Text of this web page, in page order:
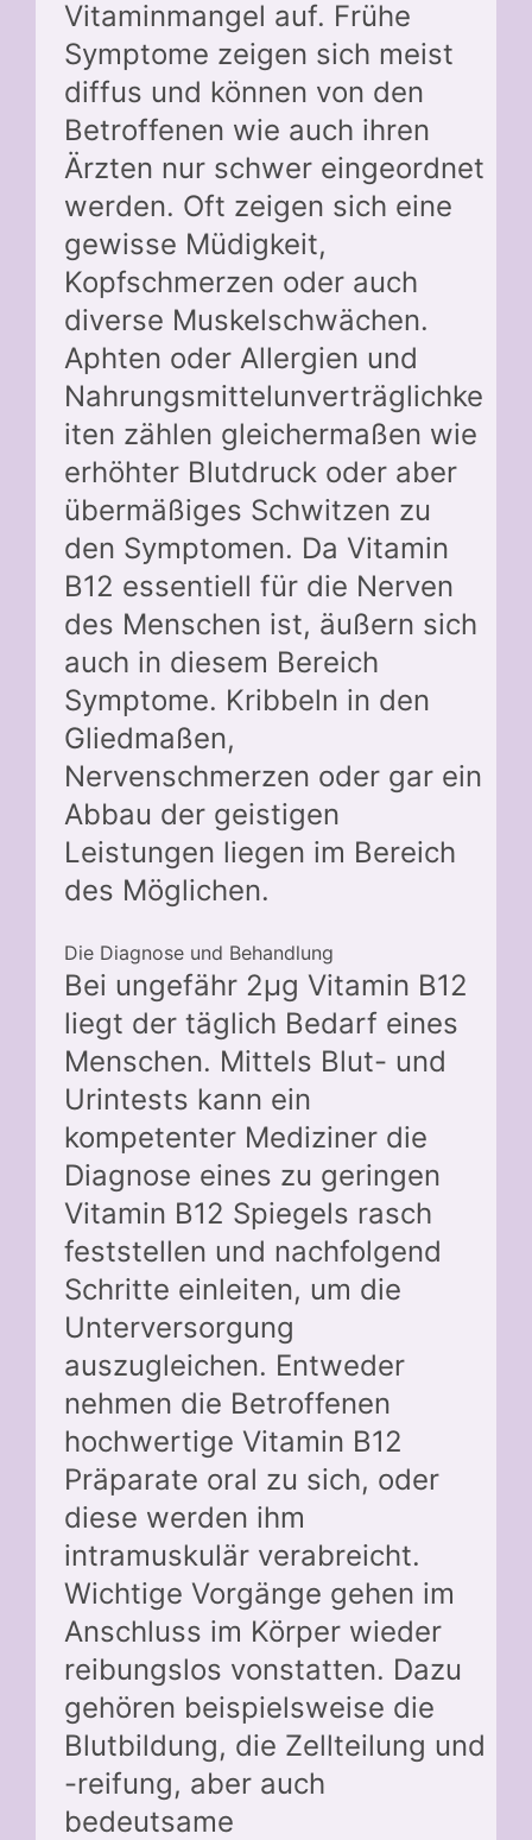
Vitaminmangel auf. Frühe
Symptome zeigen sich meist
diffus und können von den
Betroffenen wie auch ihren
Ärzten nur schwer eingeordnet
werden. Oft zeigen sich eine
gewisse Müdigkeit,
Kopfschmerzen oder auch
diverse Muskelschwächen.
Aphten oder Allergien und
Nahrungsmittelunverträglichke
iten zählen gleichermaßen wie
erhöhter Blutdruck oder aber
übermäßiges Schwitzen zu
den Symptomen. Da Vitamin
B12 essentiell für die Nerven
des Menschen ist, äußern sich
auch in diesem Bereich
Symptome. Kribbeln in den
Gliedmaßen,
Nervenschmerzen oder gar ein
Abbau der geistigen
Leistungen liegen im Bereich
des Möglichen.
Die Diagnose und Behandlung
Bei ungefähr 2µg Vitamin B12
liegt der täglich Bedarf eines
Menschen. Mittels Blut- und
Urintests kann ein
kompetenter Mediziner die
Diagnose eines zu geringen
Vitamin B12 Spiegels rasch
feststellen und nachfolgend
Schritte einleiten, um die
Unterversorgung
auszugleichen. Entweder
nehmen die Betroffenen
hochwertige Vitamin B12
Präparate oral zu sich, oder
diese werden ihm
intramuskulär verabreicht.
Wichtige Vorgänge gehen im
Anschluss im Körper wieder
reibungslos vonstatten. Dazu
gehören beispielsweise die
Blutbildung, die Zellteilung und
-reifung, aber auch
bedeutsame